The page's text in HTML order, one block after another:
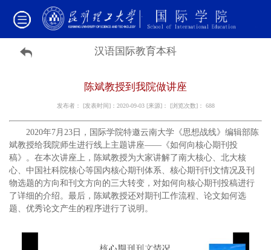
汉语国际教育本科
陈斌教授到我院做讲座
发布者： [发表时间]：2020-09-03 [来源]： [浏览次数]： 688
2020年7月23日，国际学院特邀云南大学《思想战线》编辑部陈
斌教授给我院师生进行线上主题讲座——《如何向核心期刊投
稿》。在本次讲座上，陈斌教授为大家讲解了南大核心、北大核
心、中国社科院核心等国内核心期刊体系、核心期刊刊文情况及刊
物选题的方向和刊文方向的三大转变，对如何向核心期刊投稿进行
了详细的介绍。最后，陈斌教授还对期刊工作流程、论文如何选
题、优秀论文产生的程序进行了说明。